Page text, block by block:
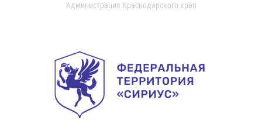
Администрация Краснодарского края